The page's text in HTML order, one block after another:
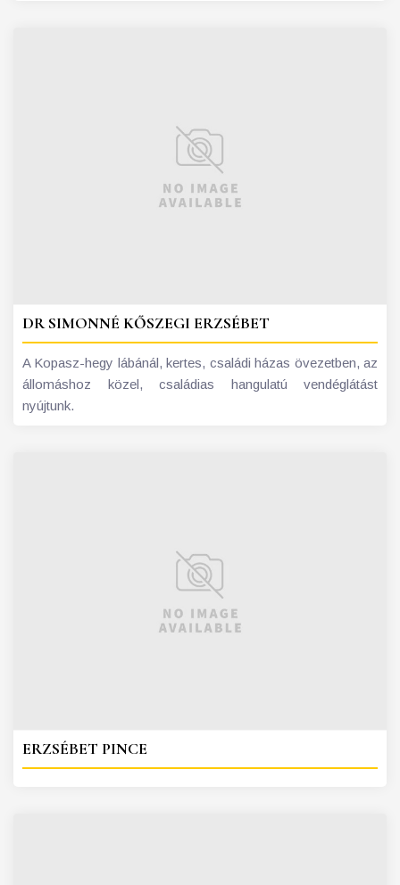
DR SIMONNÉ KŐSZEGI ERZSÉBET
A Kopasz-hegy lábánál, kertes, családi házas övezetben, az
állomáshoz közel, családias hangulatú vendéglátást
nyújtunk.
ERZSÉBET PINCE